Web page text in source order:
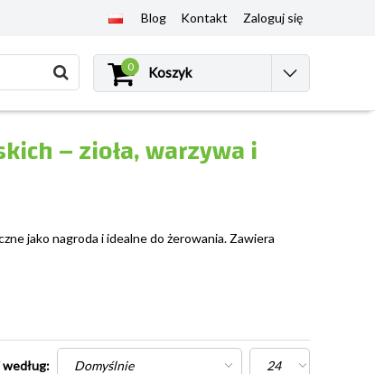
Blog Kontakt Zaloguj się
0 Koszyk
– zioła, warzywa i
jako nagroda i idealne do żerowania. Zawiera